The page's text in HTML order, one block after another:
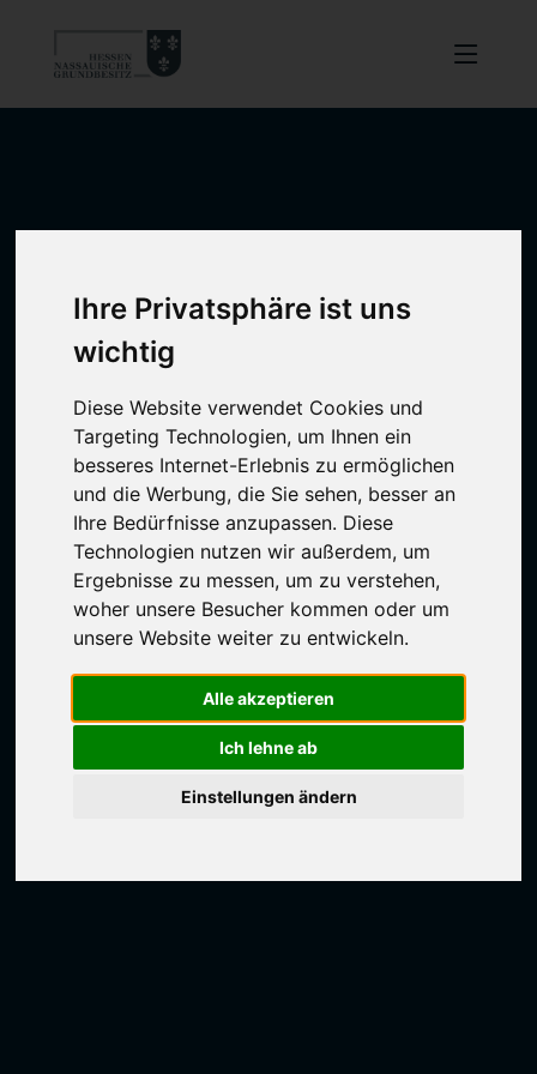
Ihre Privatsphäre ist uns
wichtig
Diese Website verwendet Cookies und
Targeting Technologien, um Ihnen ein
besseres Internet-Erlebnis zu ermöglichen
und die Werbung, die Sie sehen, besser an
Ihre Bedürfnisse anzupassen. Diese
Technologien nutzen wir außerdem, um
Ergebnisse zu messen, um zu verstehen,
woher unsere Besucher kommen oder um
unsere Website weiter zu entwickeln.
Alle akzeptieren
Ich lehne ab
Einstellungen ändern